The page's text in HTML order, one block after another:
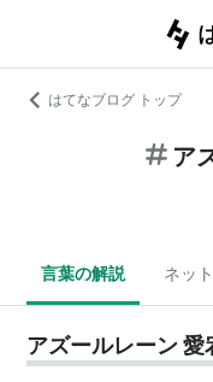
はてなブログ トップ
ア
言葉の解説 ネッ
アズールレーン 愛